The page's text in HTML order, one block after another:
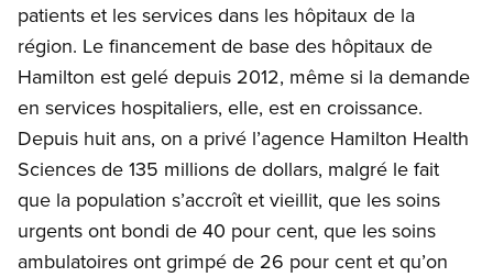
patients et les services dans les hôpitaux de la
région. Le financement de base des hôpitaux de
Hamilton est gelé depuis 2012, même si la demande
en services hospitaliers, elle, est en croissance.
Depuis huit ans, on a privé l’agence Hamilton Health
Sciences de 135 millions de dollars, malgré le fait
que la population s’accroît et vieillit, que les soins
urgents ont bondi de 40 pour cent, que les soins
ambulatoires ont grimpé de 26 pour cent et qu’on